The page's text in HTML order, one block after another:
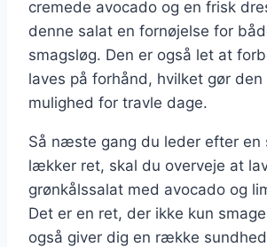
cremede avocado og en frisk
denne salat en fornøjelse for
smagsløg. Den er også let at
laves på forhånd, hvilket gør
mulighed for travle dage.
Så næste gang du leder efter en
lækker ret, skal du overveje at
grønkålssalat med avocado og
Det er en ret, der ikke kun
også giver dig en række